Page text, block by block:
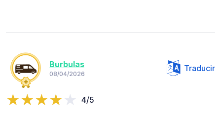
Burbulas
08/04/2026
Traducir
4/5